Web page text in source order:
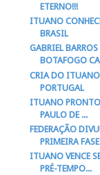
ETERNO!!!
ITUANO
BRASIL
GABRIEL
BOTAFOGO
CRIA DO ITUANO,
PORTUGAL
ITUANO
PAULO DE ...
FEDERAÇÃO
PRIMEIRA FASE
ITUANO VENCE
PRÉ-TEMPO...